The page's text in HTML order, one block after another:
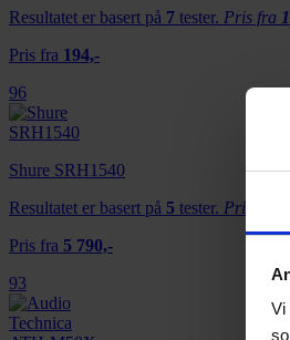
Vi
Resultatet er basert på 7 tester. Pris fra
Pris fra 194,-
96
Shure SRH1540
Resultatet er basert på 5 tester. Pris fra
Pris fra 5 790,-
93